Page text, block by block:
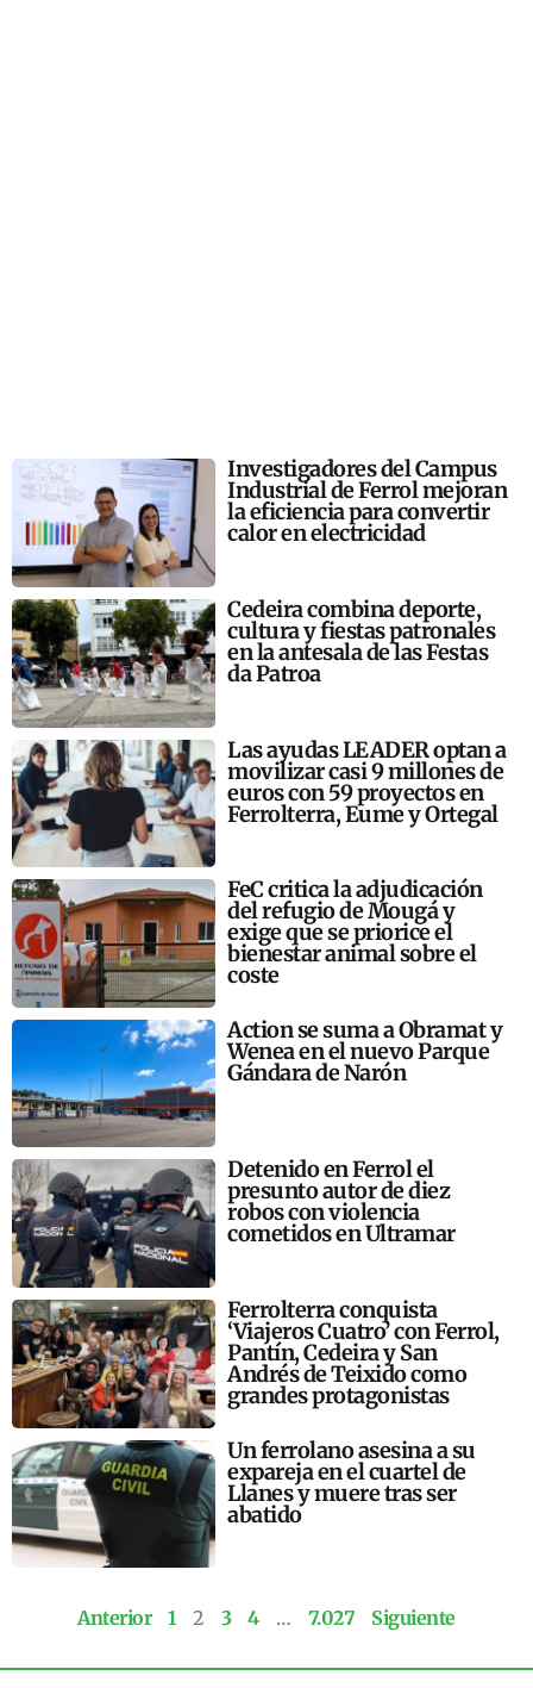
Investigadores del Campus
Industrial de Ferrol mejoran
la eficiencia para convertir
calor en electricidad
Cedeira combina deporte,
cultura y fiestas patronales
en la antesala de las Festas
da Patroa
Las ayudas LEADER optan a
movilizar casi 9 millones de
euros con 59 proyectos en
Ferrolterra, Eume y Ortegal
FeC critica la adjudicación
del refugio de Mougá y
exige que se priorice el
bienestar animal sobre el
coste
Action se suma a Obramat y
Wenea en el nuevo Parque
Gándara de Narón
Detenido en Ferrol el
presunto autor de diez
robos con violencia
cometidos en Ultramar
Ferrolterra conquista
‘Viajeros Cuatro’ con Ferrol,
Pantín, Cedeira y San
Andrés de Teixido como
grandes protagonistas
Un ferrolano asesina a su
expareja en el cuartel de
Llanes y muere tras ser
abatido
Anterior 1 2 3 4 … 7.027 Siguiente